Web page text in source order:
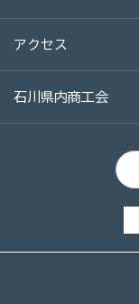
アクセス
石川県内商工会